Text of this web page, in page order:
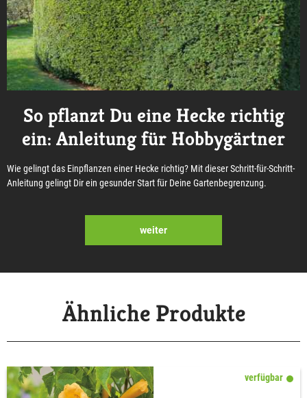
So pflanzt Du eine Hecke richtig
ein: Anleitung für Hobbygärtner
Wie gelingt das Einpflanzen einer Hecke richtig? Mit dieser Schritt-für-Schritt-
Anleitung gelingt Dir ein gesunder Start für Deine Gartenbegrenzung.
weiter
Ähnliche Produkte
verfügbar